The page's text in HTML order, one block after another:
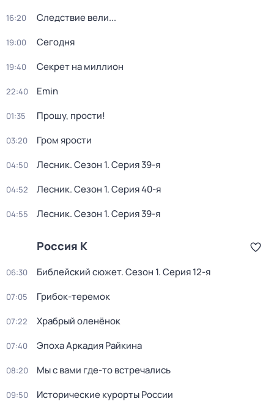
16:20 Следствие вели...
19:00 Сегодня
19:40 Секрет на миллион
22:40 Emin
01:35 Прошу, прости!
03:20 Гром ярости
04:50 Лесник. Сезон 1. Серия 39-я
04:52 Лесник. Сезон 1. Серия 40-я
04:55 Лесник. Сезон 1. Серия 39-я
Россия К
06:30 Библейский сюжет. Сезон 1. Серия 12-я
07:05 Грибок-теремок
07:22 Храбрый оленёнок
07:40 Эпоха Аркадия Райкина
08:20 Мы с вами где-то встречались
09:50 Исторические курорты России